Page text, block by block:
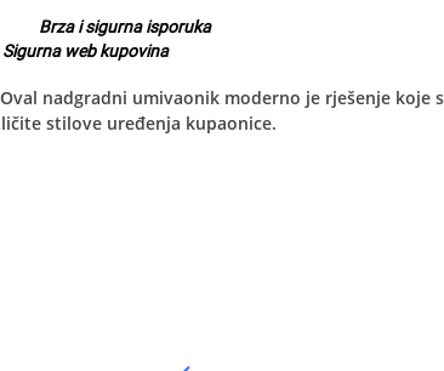
Brza i sigurna isporuka
Sigurna web kupovina
nadgradni umivaonik moderno je rješenje
stilove uređenja kupaonice.